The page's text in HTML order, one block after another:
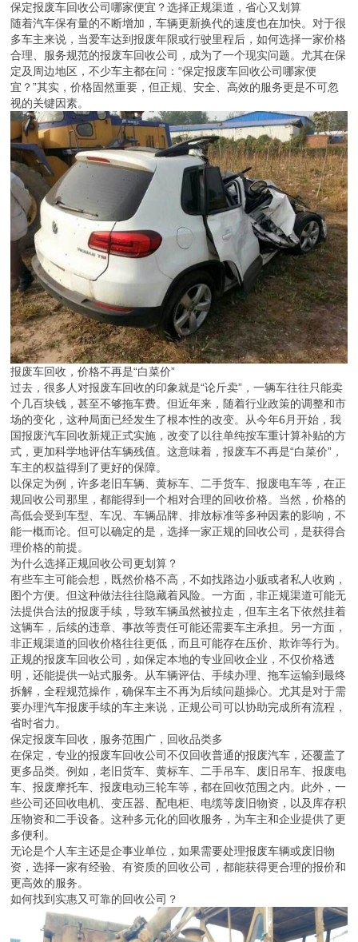
保定报废车回收公司哪家便宜？选择正规渠道，省心又划算
随着汽车保有量的不断增加，车辆更新换代的速度也在加快。对于很
多车主来说，当爱车达到报废年限或行驶里程后，如何选择一家价格
合理、服务规范的报废车回收公司，成为了一个现实问题。尤其在保
定及周边地区，不少车主都在问：“保定报废车回收公司哪家便
宜？”其实，价格固然重要，但正规、安全、高效的服务更是不可忽
视的关键因素。
报废车回收，价格不再是“白菜价”
过去，很多人对报废车回收的印象就是“论斤卖”，一辆车往往只能卖
个几百块钱，甚至不够拖车费。但近年来，随着行业政策的调整和市
场的变化，这种局面已经发生了根本性的改变。从今年6月开始，我
国报废汽车回收新规正式实施，改变了以往单纯按车重计算补贴的方
式，更加科学地评估车辆残值。这意味着，报废车不再是“白菜价”，
车主的权益得到了更好的保障。
以保定为例，许多老旧车辆、黄标车、二手货车、报废电车等，在正
规回收公司那里，都能得到一个相对合理的回收价格。当然，价格的
高低会受到车型、车况、车辆品牌、排放标准等多种因素的影响，不
能一概而论。但可以确定的是，选择一家正规的回收公司，是获得合
理价格的前提。
为什么选择正规回收公司更划算？
有些车主可能会想，既然价格不高，不如找路边小贩或者私人收购，
图个方便。但这种做法往往隐藏着风险。一方面，非正规渠道可能无
法提供合法的报废手续，导致车辆虽然被拉走，但车主名下依然挂着
这辆车，后续的违章、事故等责任可能还需要车主承担。另一方面，
非正规渠道的回收价格往往更低，而且可能存在压价、欺诈等行为。
正规的报废车回收公司，如保定本地的专业回收企业，不仅价格透
明，还能提供一站式服务。从车辆评估、手续办理、拖车运输到最终
拆解，全程规范操作，确保车主不再为后续问题操心。尤其是对于需
要办理汽车报废手续的车主来说，正规公司可以协助完成所有流程，
省时省力。
保定报废车回收，服务范围广，回收品类多
在保定，专业的报废车回收公司不仅回收普通的报废汽车，还覆盖了
更多品类。例如，老旧货车、黄标车、二手吊车、废旧吊车、报废电
车、报废摩托车、报废电动三轮车等，都在回收范围之内。此外，一
些公司还回收电机、变压器、配电柜、电缆等废旧物资，以及库存积
压物资和二手设备。这种多元化的回收服务，为车主和企业提供了更
多便利。
无论是个人车主还是企事业单位，如果需要处理报废车辆或废旧物
资，选择一家有经验、有资质的回收公司，都能获得更合理的报价和
更高效的服务。
如何找到实惠又可靠的回收公司？